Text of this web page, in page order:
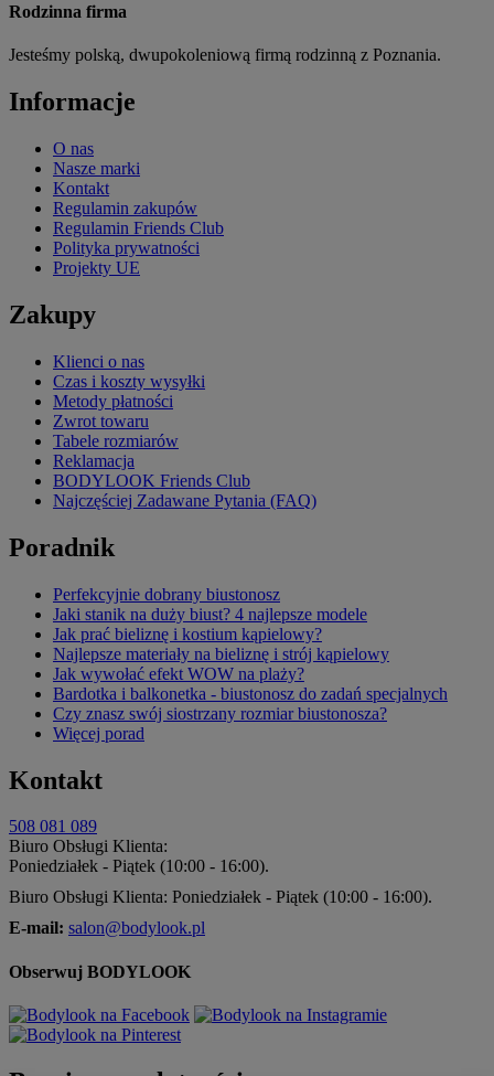
Rodzinna firma
Jesteśmy polską, dwupokoleniową firmą rodzinną z Poznania.
Informacje
O nas
Nasze marki
Kontakt
Regulamin zakupów
Regulamin Friends Club
Polityka prywatności
Projekty UE
Zakupy
Klienci o nas
Czas i koszty wysyłki
Metody płatności
Zwrot towaru
Tabele rozmiarów
Reklamacja
BODYLOOK Friends Club
Najczęściej Zadawane Pytania (FAQ)
Poradnik
Perfekcyjnie dobrany biustonosz
Jaki stanik na duży biust? 4 najlepsze modele
Jak prać bieliznę i kostium kąpielowy?
Najlepsze materiały na bieliznę i strój kąpielowy
Jak wywołać efekt WOW na plaży?
Bardotka i balkonetka - biustonosz do zadań specjalnych
Czy znasz swój siostrzany rozmiar biustonosza?
Więcej porad
Kontakt
508 081 089
Biuro Obsługi Klienta:
Poniedziałek - Piątek (10:00 - 16:00).
Biuro Obsługi Klienta: Poniedziałek - Piątek (10:00 - 16:00).
E-mail: salon@bodylook.pl
Obserwuj BODYLOOK